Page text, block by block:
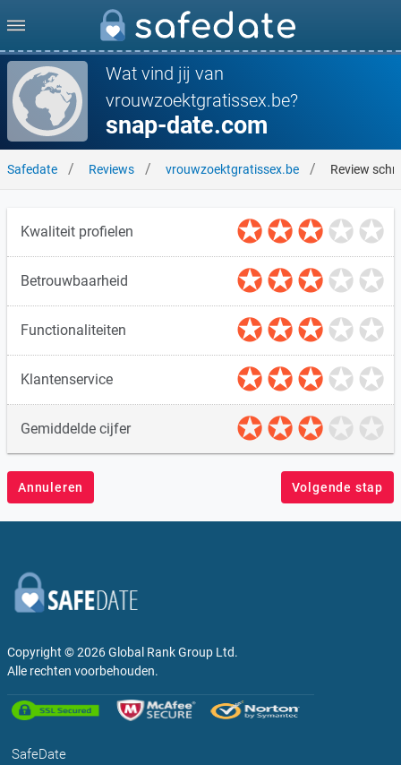
Wat vind jij van
vrouwzoektgratissex.be?
snap-date.com
Safedate Reviews vrouwzoektgratissex.be Review
Kwaliteit profielen
Betrouwbaarheid
Functionaliteiten
Klantenservice
Gemiddelde cijfer
Annuleren Volgende stap
Copyright © 2026Global Rank Group Ltd.
Alle rechten voorbehouden.
SafeDate